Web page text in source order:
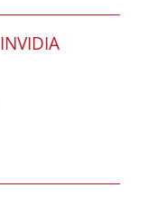
INVIDIA